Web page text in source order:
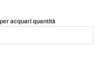
acquari quantità